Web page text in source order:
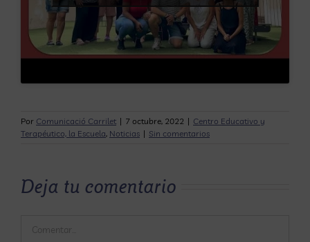
Por Comunicació Carrilet | 7 octubre, 2022 | Centro Educativo y
Terapéutico, la Escuela, Noticias | Sin comentarios
Deja tu comentario